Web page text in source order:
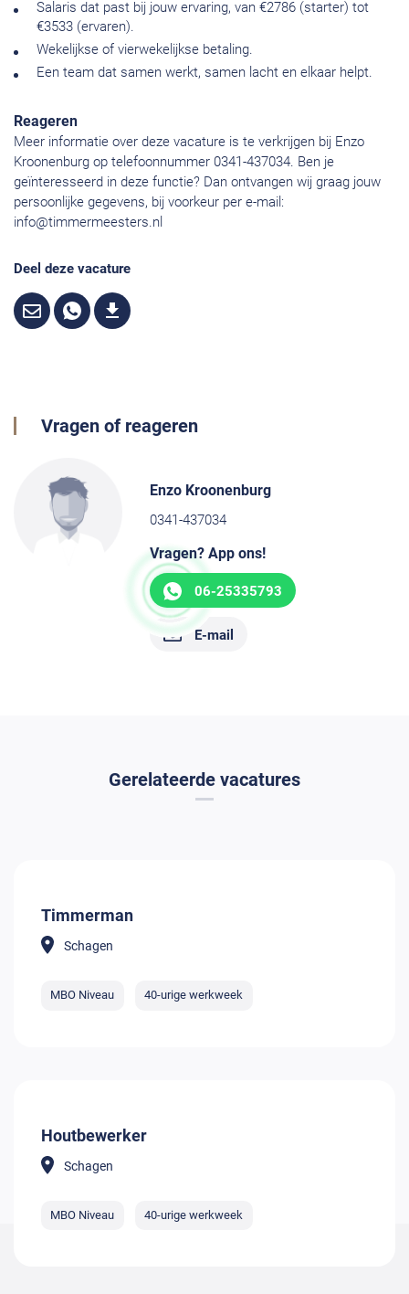
Salaris dat past bij jouw ervaring, van €2786 (starter) tot
€3533 (ervaren).
Wekelijkse of vierwekelijkse betaling.
Een team dat samen werkt, samen lacht en elkaar helpt.
Reageren
Meer informatie over deze vacature is te verkrijgen bij Enzo
Kroonenburg op telefoonnummer 0341-437034. Ben je
geïnteresseerd in deze functie? Dan ontvangen wij graag jouw
persoonlijke gegevens, bij voorkeur per e-mail:
info@timmermeesters.nl
Deel deze vacature
Vragen of reageren
Enzo Kroonenburg
0341-437034
Vragen? App ons!
06-25335793
E-mail
Gerelateerde vacatures
Timmerman
Schagen
MBO Niveau 40-urige werkweek
Houtbewerker
Schagen
MBO Niveau 40-urige werkweek